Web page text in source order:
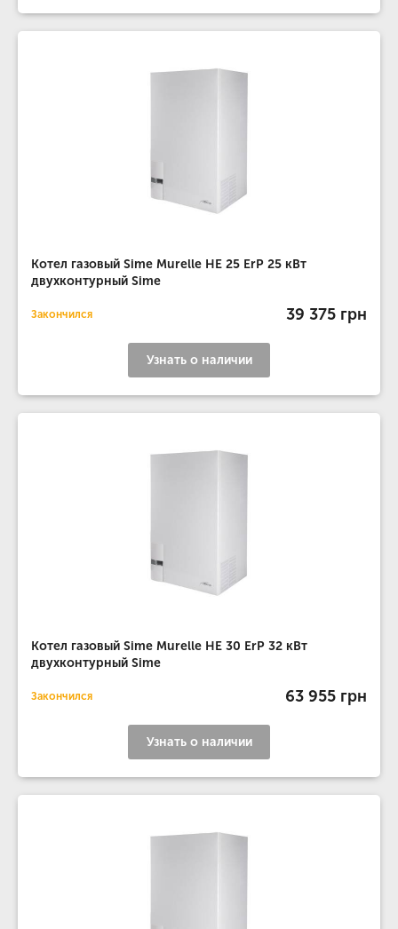
Котел газовый Sime Murelle HE 25 ErP 25 кВт
двухконтурный Sime
Закончился 39 375 грн
Узнать о наличии
Котел газовый Sime Murelle HE 30 ErP 32 кВт
двухконтурный Sime
Закончился 63 955 грн
Узнать о наличии